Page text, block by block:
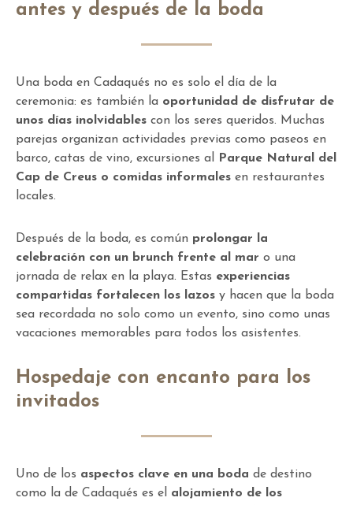
antes y después de la boda
Una boda en Cadaqués no es solo el día de la
ceremonia: es también la oportunidad de disfrutar de
unos días inolvidables con los seres queridos. Muchas
parejas organizan actividades previas como paseos en
barco, catas de vino, excursiones al Parque Natural del
Cap de Creus o comidas informales en restaurantes
locales.
Después de la boda, es común prolongar la
celebración con un brunch frente al mar o una
jornada de relax en la playa. Estas experiencias
compartidas fortalecen los lazos y hacen que la boda
sea recordada no solo como un evento, sino como unas
vacaciones memorables para todos los asistentes.
Hospedaje con encanto para los
invitados
Uno de los aspectos clave en una boda de destino
como la de Cadaqués es el alojamiento de los